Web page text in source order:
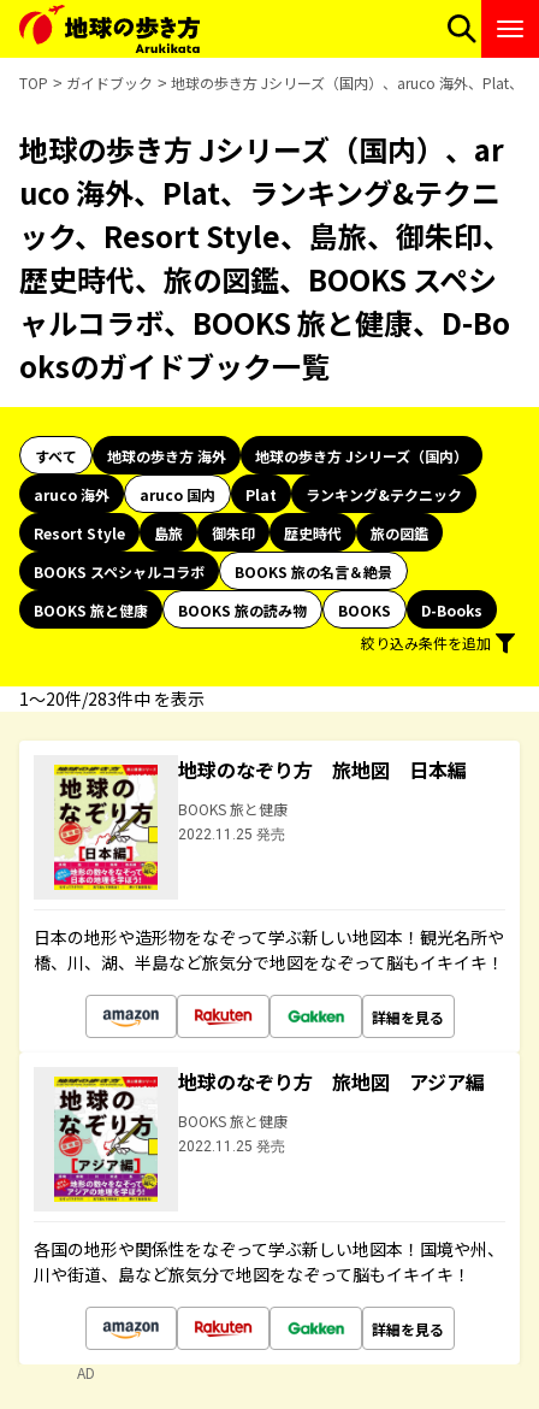
TOP ガイドブック 地球の歩き方 Jシリーズ（国内）、aruco 海外、Plat、
地球の歩き方 Jシリーズ（国内）、ar
uco 海外、Plat、ランキング&テクニ
ック、Resort Style、島旅、御朱印、
歴史時代、旅の図鑑、BOOKS スペシ
ャルコラボ、BOOKS 旅と健康、D-Bo
oksのガイドブック一覧
すべて 地球の歩き方 海外
地球の歩き方 Jシリーズ（国内）
aruco 海外
aruco 国内 Plat
ランキング&テクニック
Resort Style
島旅 御朱印 歴史時代
旅の図鑑
BOOKS スペシャルコラボ
BOOKS 旅の名言＆絶景
BOOKS 旅と健康
BOOKS 旅の読み物 BOOKS
D-Books
絞り込み条件を追加
1〜20件/283件中 を表示
地球のなぞり方 旅地図 日本編
BOOKS 旅と健康
2022.11.25 発売
日本の地形や造形物をなぞって学ぶ新しい地図本！観光名所や
橋、川、湖、半島など旅気分で地図をなぞって脳もイキイキ！
詳細を見る
地球のなぞり方 旅地図 アジア編
BOOKS 旅と健康
2022.11.25 発売
各国の地形や関係性をなぞって学ぶ新しい地図本！国境や州、
川や街道、島など旅気分で地図をなぞって脳もイキイキ！
詳細を見る
AD